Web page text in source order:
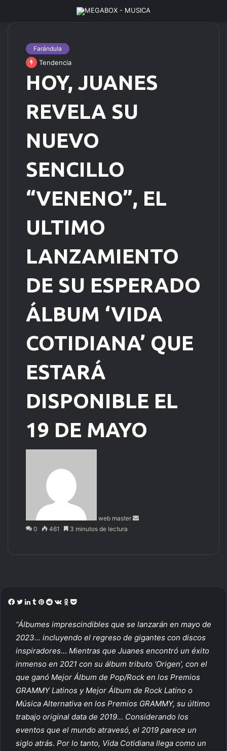
Farándula
Tendencia
HOY, JUANES
REVELA SU
NUEVO
SENCILLO
“VENENO”, EL
ULTIMO
LANZAMIENTO
DE SU ESPERADO
ÁLBUM ‘VIDA
COTIDIANA’ QUE
ESTARÁ
DISPONIBLE EL
19 DE MAYO
web master
0 461 3 minutos de lectura
F
c
e
o
o
k
T
i
t
e
r
L
n
k
d
I
n
T
m
r
P
n
t
r
e
s
t
R
d
d
t
V
o
n
a
k
t
e
O
n
o
l
a
s
s
i
k
i
P
c
k
t
“Álbumes imprescindibles que se lanzarán en mayo de
2023… incluyendo el regreso de gigantes con discos
inspiradores… Mientras que Juanes encontró un éxito
inmenso en 2021 con su álbum tributo ‘Origen’, con el
que ganó Mejor Álbum de Pop/Rock en los Premios
GRAMMY Latinos y Mejor Álbum de Rock Latino o
Música Alternativa en los Premios GRAMMY, su último
trabajo original data de 2019… Considerando los
eventos que el mundo atravesó, el 2019 parece un
siglo atrás. Por lo tanto, Vida Cotidiana llega como un